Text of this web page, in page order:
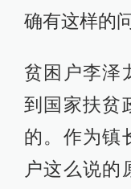
确有这样的
贫困户李泽
到国家扶贫
的。作为镇
户这么说的